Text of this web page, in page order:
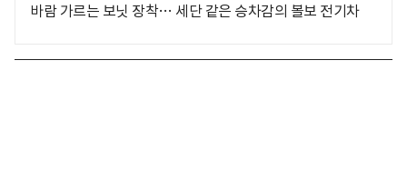
바람 가르는 보닛 장착… 세단 같은 승차감의 볼보 전기차